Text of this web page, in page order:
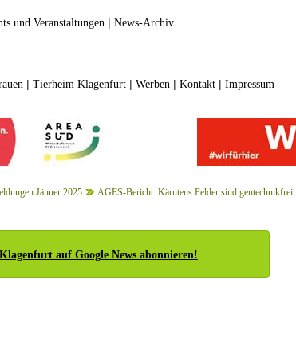
und Veranstaltungen | News-Archiv
| Tierheim Klagenfurt| Werben | Kontakt| Impressum
Jänner 2025 AGES-Bericht: Kärntens Felder sind gentechnikfrei
auf Google News abonnieren!